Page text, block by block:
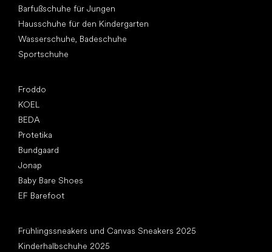
Barfußschuhe für Jungen
Hausschuhe für den Kindergarten
Wasserschuhe, Badeschuhe
Sportschuhe
Froddo
KOEL
BEDA
Protetika
Bundgaard
Jonap
Baby Bare Shoes
EF Barefoot
Frühlingssneakers und Canvas Sneakers 2025
Kinderhalbschuhe 2025